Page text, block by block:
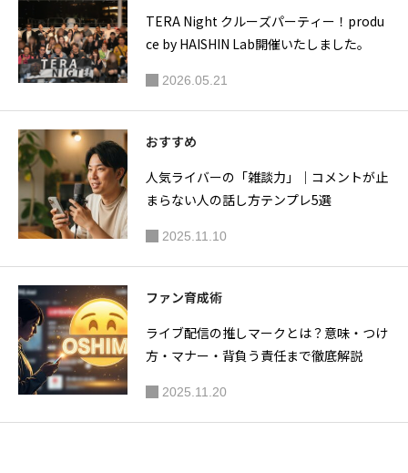
TERA Night クルーズパーティー！produ
ce by HAISHIN Lab開催いたしました。
2026.05.21
おすすめ
人気ライバーの「雑談力」｜コメントが止
まらない人の話し方テンプレ5選
2025.11.10
ファン育成術
ライブ配信の推しマークとは？意味・つけ
方・マナー・背負う責任まで徹底解説
2025.11.20